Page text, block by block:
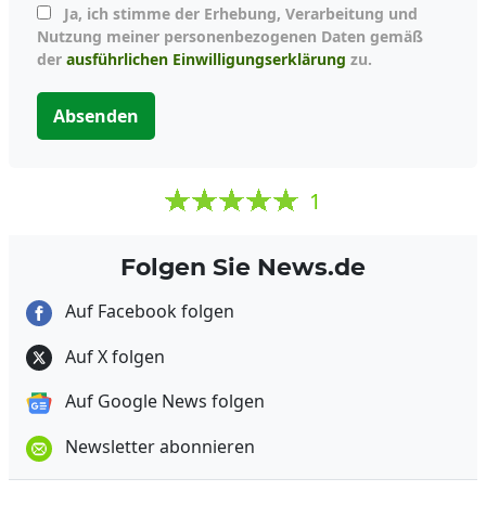
Nutzung meiner personenbezogenen Daten gemäß
der ausführlichen Einwilligungserklärung zu.
Absenden
1
Folgen Sie News.de
Auf Facebook folgen
Auf X folgen
Auf Google News folgen
Newsletter abonnieren